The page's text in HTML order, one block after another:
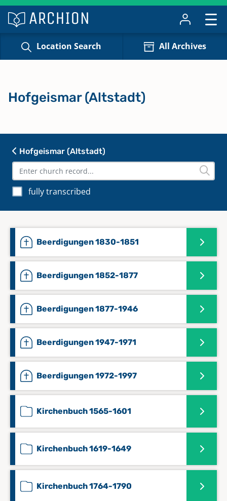
Location Search All Archives
Hofgeismar (Altstadt)
fully transcribed
Beerdigungen 1830-1851
Beerdigungen 1852-1877
Beerdigungen 1877-1946
Beerdigungen 1947-1971
Beerdigungen 1972-1997
Kirchenbuch 1565-1601
Kirchenbuch 1619-1649
Kirchenbuch 1764-1790
Hofgeismar (Altstadt)